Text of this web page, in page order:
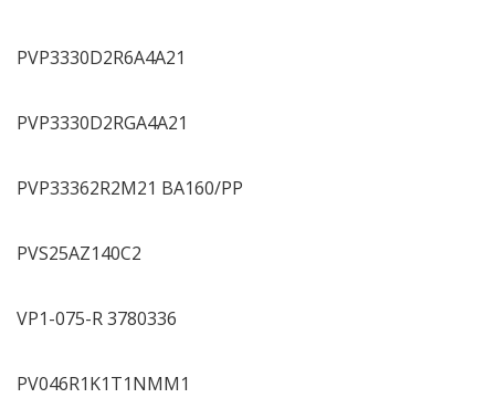
PVP3330D2R6A4A21
PVP3330D2RGA4A21
PVP33362R2M21 BA160/PP
PVS25AZ140C2
VP1-075-R 3780336
PV046R1K1T1NMM1